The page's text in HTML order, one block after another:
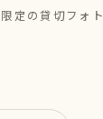
定の貸切フォト